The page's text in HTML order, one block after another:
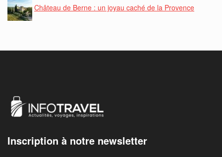
Château de Berne : un joyau caché de la Provence
Inscription à notre newsletter